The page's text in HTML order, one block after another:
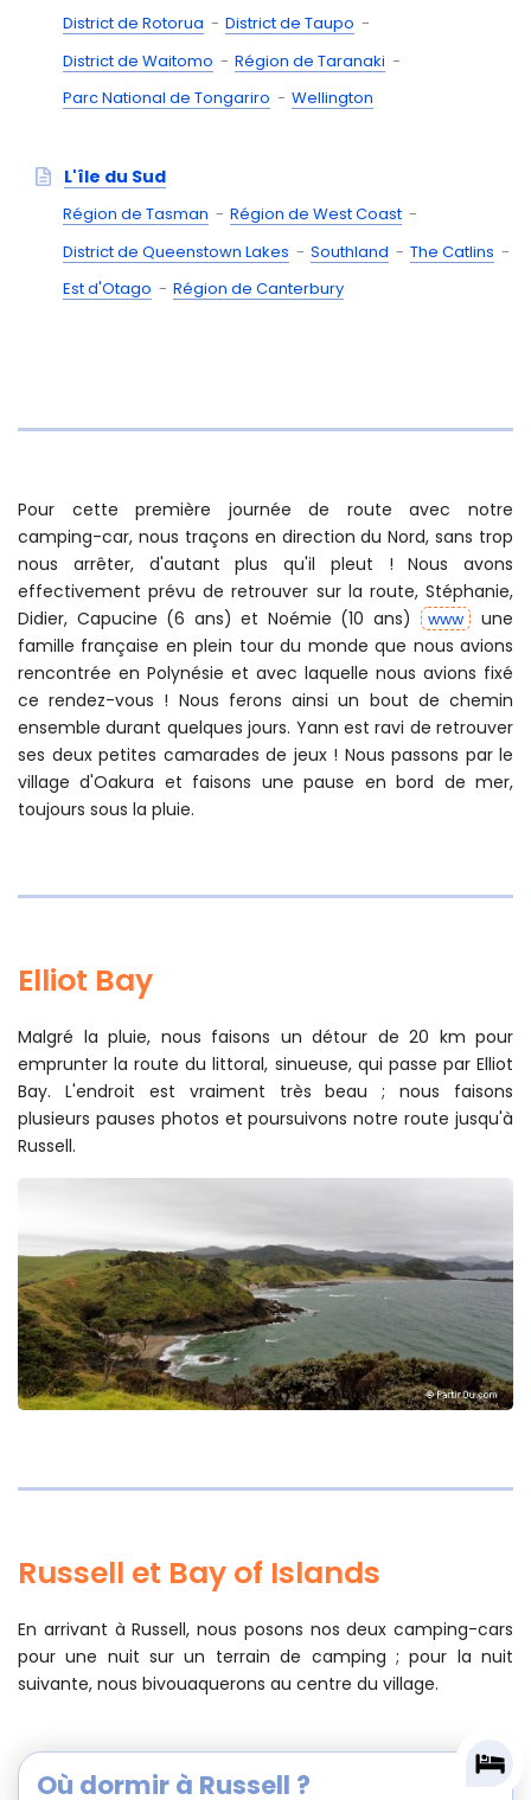
District de Rotorua
District de Taupo
District de Waitomo
Région de Taranaki
Parc National de Tongariro
Wellington
L'île du Sud
Région de Tasman
Région de West Coast
District de Queenstown Lakes
Southland
The Catlins
Est d'Otago
Région de Canterbury
Pour cette première journée de route avec notre
camping-car, nous traçons en direction du Nord, sans trop
nous arrêter, d'autant plus qu'il pleut ! Nous avons
effectivement prévu de retrouver sur la route, Stéphanie,
Didier, Capucine (6 ans) et Noémie (10 ans)
www
une
famille française en plein tour du monde que nous avions
rencontrée en Polynésie et avec laquelle nous avions fixé
ce rendez-vous ! Nous ferons ainsi un bout de chemin
ensemble durant quelques jours. Yann est ravi de retrouver
ses deux petites camarades de jeux ! Nous passons par le
village d'Oakura et faisons une pause en bord de mer,
toujours sous la pluie.
Elliot Bay
Malgré la pluie, nous faisons un détour de 20 km pour
emprunter la route du littoral, sinueuse, qui passe par Elliot
Bay. L'endroit est vraiment très beau ; nous faisons
plusieurs pauses photos et poursuivons notre route jusqu'à
Russell.
Russell et Bay of Islands
En arrivant à Russell, nous posons nos deux camping-cars
pour une nuit sur un terrain de camping ; pour la nuit
suivante, nous bivouaquerons au centre du village.
Où dormir à Russell ?